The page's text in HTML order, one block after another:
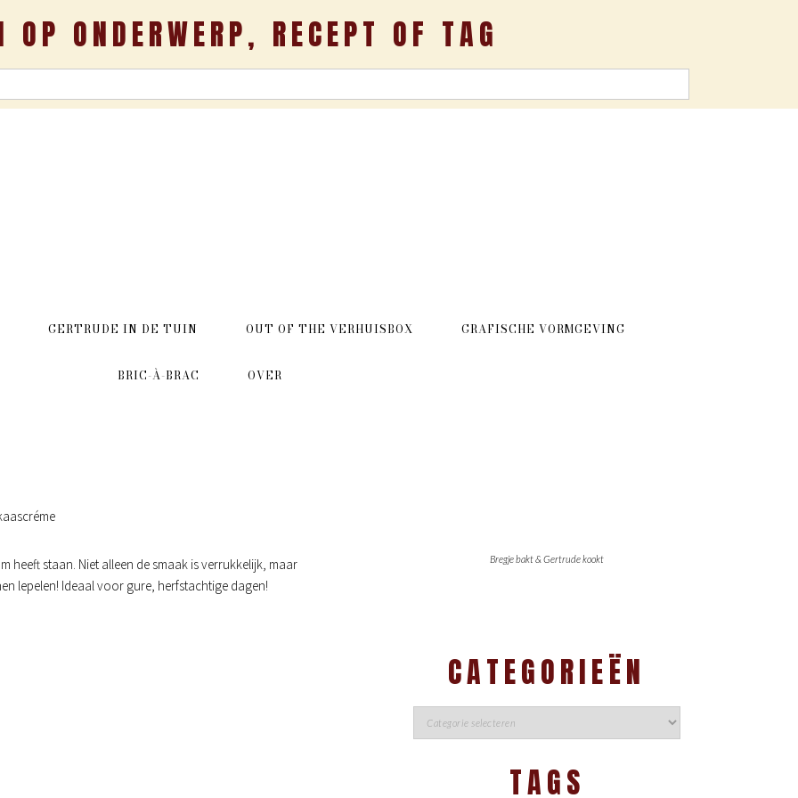
OP ONDERWERP, RECEPT OF TAG
GERTRUDE IN DE TUIN OUT OF THE VERHUISBOX GRAFISCHE VORMGEVING
BRIC-À-BRAC OVER
heeft staan. Niet alleen de smaak is verrukkelijk, maar
lepelen! Ideaal voor gure, herfstachtige dagen!
Bregje bakt & Gertrude kookt
CATEGORIEËN
TAGS